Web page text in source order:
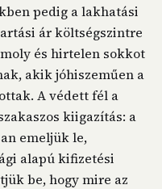
pedig a lakhatási
ár költségszintre
és hirtelen sokkot
akik jóhiszeműen a
A védett fél a
kiigazítás: a
emeljük le,
alapú kifizetési
be, hogy mire az